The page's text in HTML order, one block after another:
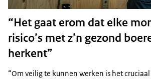
“Het gaat erom dat elke
risico’s met z’n gezond
herkent”
“Om veilig te kunnen werken is het